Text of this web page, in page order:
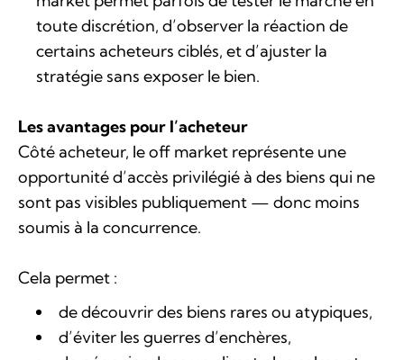
toute discrétion, d’observer la réaction de
certains acheteurs ciblés, et d’ajuster la
stratégie sans exposer le bien.
Les avantages pour l’acheteur
Côté acheteur, le off market représente une
opportunité d’accès privilégié à des biens qui ne
sont pas visibles publiquement — donc moins
soumis à la concurrence.
Cela permet :
de découvrir des biens rares ou atypiques,
d’éviter les guerres d’enchères,